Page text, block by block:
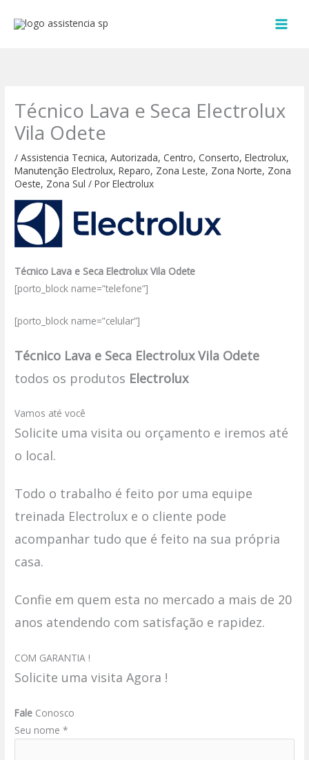
para
Técnico Lava e Seca Electrolux
Vila Odete
/Assistencia Tecnica,Autorizada,Centro,Conserto,Electrolux,
Manutenção Electrolux,Reparo, Zona Leste, Zona Norte, Zona
Oeste, Zona Sul / PorElectrolux
Técnico Lava e Seca Electrolux Vila Odete
[porto_block name=”telefone”]
[porto_block name=”celular”]
Técnico Lava e Seca Electrolux Vila Odete
todos os produtos Electrolux
Vamos até você
Solicite uma visita ou orçamento e iremos até
o local.
Todo o trabalho é feito por uma equipe
treinada Electrolux e o cliente pode
acompanhar tudo que é feito na sua própria
casa.
Confie em quem esta no mercado a mais de 20
anos atendendo com satisfação e rapidez.
COM GARANTIA !
Solicite uma visita Agora !
Fale Conosco
Seu nome *